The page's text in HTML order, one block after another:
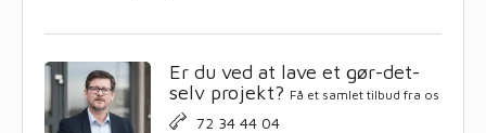
Er du ved at lave et gør-det-
selv projekt? Få et samlet tilbud fra os
72 34 44 04